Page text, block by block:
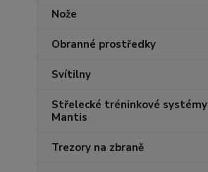
Nože
Obranné prostředky
Svítilny
Střelecké tréninkové systémy
Mantis
Trezory na zbraně